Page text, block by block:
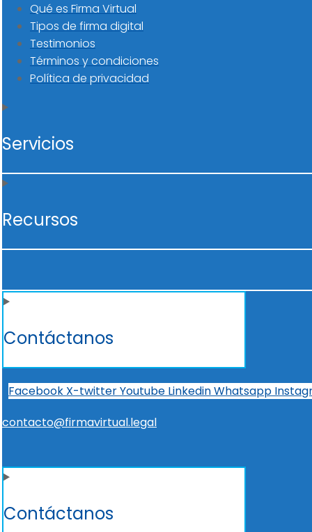
Qué es Firma Virtual
Tipos de firma digital
Testimonios
Términos y condiciones
Política de privacidad
Servicios
Recursos
Contáctanos
Facebook X-twitterYoutube LinkedinWhatsapp
contacto@firmavirtual.legal
Contáctanos